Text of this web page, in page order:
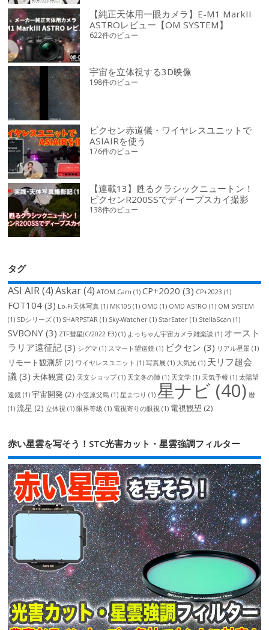
【純正天体用一眼カメラ】E-M1 MarkII
ASTROレビュー【OM SYSTEM】
622件のビュー
宇宙を立体視する3D映像
198件のビュー
ビクセン赤道儀・ワイヤレスユニットで
ASIAIRを使う
176件のビュー
【連載13】甦るクラシックニュートン！
ビクセンR200SSでディープスカイ撮影
138件のビュー
タグ
ASI AIR(4) Askar(4) ATOM Cam (1) CP+2020 (3) CP+2023 (1)
FOT104 (3) Lo-Fi天体写真 (1) MK105 (1) OMD (1) OMD ASTRO (1) OM SYSTEM
(1) SDシリーズ (1) SHARPSTAR (1) Sky-Watcher (1) StarEater (1) StellaScan (1)
SVBONY (3) ZTF彗星(C/2022 E3) (1) よっちゃん宇宙カメラ雑楽談 (1) オースト
ラリア遠征記 (3) シグマ (1) スマート望遠鏡 (1) ビクセン (3) リアル星景 (1)
リモート観測所 (2) ワイヤレスユニット (1) 写真展 (1) 大気光 (1) 天リフ超会
議 (3) 天体観賞 (2) 天文ショップ(1) 天文冬の陣 (1) 天文学 (1) 天気予報 (1) 太陽望
遠鏡 (1) 宇宙開発 (2) 小笠原父島 (1) 星まつり (1) 星ナビ (40) 暦
(1) 流星 (2) 立体視 (1) 限界等級 (1) 電視寄りの眼視 (1) 電視観望 (2)
赤い星雲を写そう！STC光害カット・星雲強調フィルター